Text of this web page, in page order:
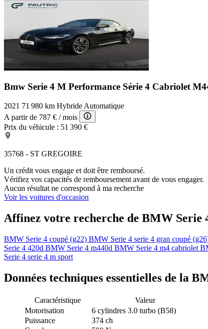
Bmw Serie 4 M Performance Série 4 Cabriolet
2021 71 980 km Hybride Automatique
A partir de 787 € / mois
Prix du véhicule : 51 390 €
35768 - ST GREGOIRE
Un crédit vous engage et doit être remboursé.
Vérifiez vos capacités de remboursement avant de vous engager.
Aucun résultat ne correspond à ma recherche
Voir les voitures d'occasion
Affinez votre recherche de BMW Serie
BMW Serie 4 coupé (g22) BMW Serie 4 serie 4 gran coupé
Serie 4 420d BMW Serie 4 m440d BMW Serie 4 m4 cabriolet
Serie 4 serie 4 m sport
Données techniques essentielles de la
Caractéristique
Valeur
Motorisation
6 cylindres 3.0 turbo (B58)
Puissance
374 ch